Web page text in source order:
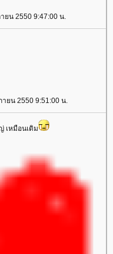
ยน 2550 9:47:00 น.
ยน 2550 9:51:00 น.
เหมือนเดิม